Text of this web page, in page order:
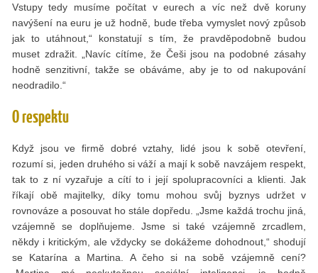
Vstupy tedy musíme počítat v eurech a víc než dvě koruny
navýšení na euru je už hodně, bude třeba vymyslet nový způsob
jak to utáhnout,“ konstatují s tím, že pravděpodobně budou
muset zdražit. „Navíc cítíme, že Češi jsou na podobné zásahy
hodně senzitivní, takže se obáváme, aby je to od nakupování
neodradilo.“
O respektu
Když jsou ve ﬁrmě dobré vztahy, lidé jsou k sobě otevření,
rozumí si, jeden druhého si váží a mají k sobě navzájem respekt,
tak to z ní vyzařuje a cítí to i její spolupracovníci a klienti. Jak
říkají obě majitelky, díky tomu mohou svůj byznys udržet v
rovnováze a posouvat ho stále dopředu. „Jsme každá trochu jiná,
vzájemně se doplňujeme. Jsme si také vzájemně zrcadlem,
někdy i kritickým, ale vždycky se dokážeme dohodnout,“ shodují
se Katarína a Martina. A čeho si na sobě vzájemně cení?